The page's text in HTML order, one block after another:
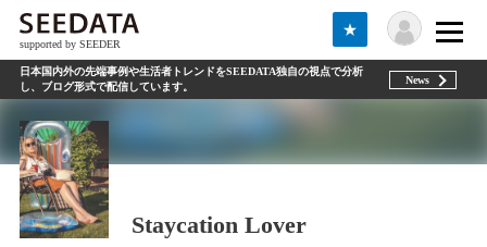
supported by SEEDER
★
日本国内外の先端事例や生活者トレンドをSEEDATA独自の視点で分析
し、ブログ形式で配信しています。
News
Staycation Lover